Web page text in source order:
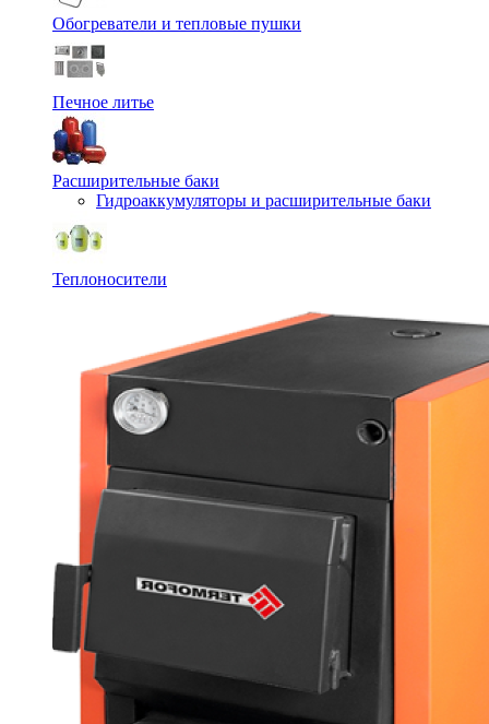
Обогреватели и тепловые пушки
Печное литье
Расширительные баки
Гидроаккумуляторы и расширительные баки
Теплоносители